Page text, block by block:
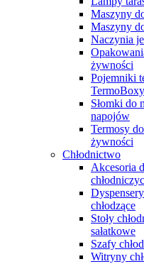
Maszyny
Maszyny
Naczynia
żywności
Pojemniki
TermoBoxy
Słomki do
napojów
Termosy
żywności
Chłodnictwo
Akcesoria
chłodzące
Stoły
sałatkowe
Szafy
Witryny